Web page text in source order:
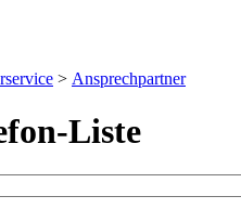
> Ansprechpartner
Liste